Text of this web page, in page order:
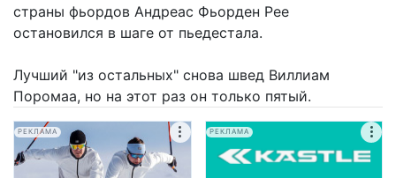
страны фьордов Андреас Фьорден Рее
остановился в шаге от пьедестала.
Лучший "из остальных" снова швед Виллиам
Поромаа, но на этот раз он только пятый.
РЕКЛАМА РЕКЛАМА